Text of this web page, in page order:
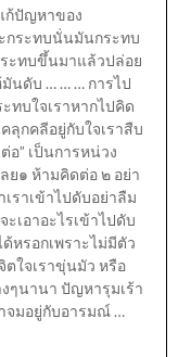
ก้ปัญหาของ
กระทบนั่นมันกระทบ
ะทบขึ้นมาแล้วปล่อย
นดับ … … … การไป
ทบใจเราหากไปคิด
กคลีอยู่กับใจเราสืบ
” เป็นการหน่วง
ย๑ ห้ามคิดต่อ ๒ อย่า
ราเข้าไปดับอย่าลืม
เอาอะไรเข้าไปดับ
หรอกเพราะไม่มีตัว
ใจเราขุ่นมัว หรือ
ๆนานา ปัญหารุมเร้า
จมอยู่กับอารมณ์ …